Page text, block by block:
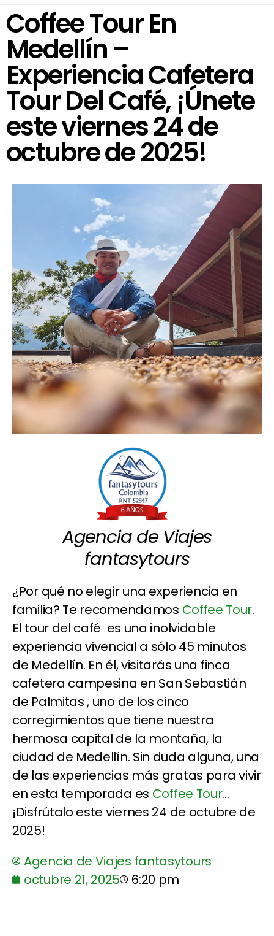
Coffee Tour En
Medellín –
Experiencia Cafetera
Tour Del Café, ¡Únete
este viernes 24 de
octubre de 2025!
Agencia de Viajes
fantasytours
¿Por qué no elegir una experiencia en
familia? Te recomendamos Coffee Tour.
El tour del café es una inolvidable
experiencia vivencial a sólo 45 minutos
de Medellín. En él, visitarás una finca
cafetera campesina en San Sebastián
de Palmitas , uno de los cinco
corregimientos que tiene nuestra
hermosa capital de la montaña, la
ciudad de Medellín. Sin duda alguna, una
de las experiencias más gratas para vivir
en esta temporada es Coffee Tour...
¡Disfrútalo este viernes 24 de octubre de
2025!
Agencia de Viajes fantasytours
octubre 21, 2025
6:20 pm